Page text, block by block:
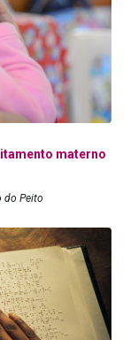
materno
do Peito